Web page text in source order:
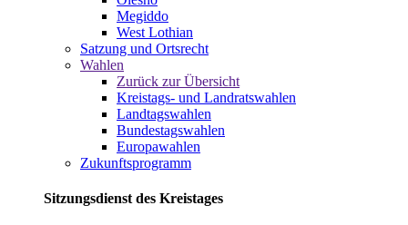
Megiddo
West Lothian
Satzung und Ortsrecht
Wahlen
Zurück zur Übersicht
Kreistags- und Landratswahlen
Landtagswahlen
Bundestagswahlen
Europawahlen
Zukunftsprogramm
Sitzungsdienst des Kreistages